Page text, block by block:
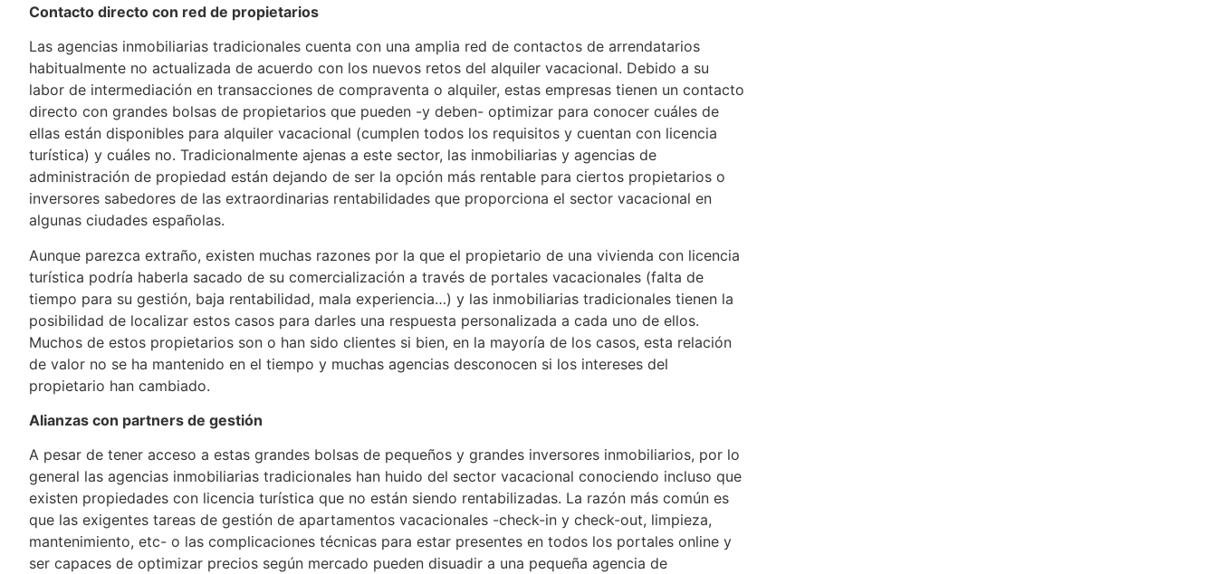
Contacto directo con red de propietarios
Las agencias inmobiliarias tradicionales cuenta con una amplia red de contactos de arrendatarios
habitualmente no actualizada de acuerdo con los nuevos retos del alquiler vacacional. Debido a su
labor de intermediación en transacciones de compraventa o alquiler, estas empresas tienen un contacto
directo con grandes bolsas de propietarios que pueden -y deben- optimizar para conocer cuáles de
ellas están disponibles para alquiler vacacional (cumplen todos los requisitos y cuentan con licencia
turística) y cuáles no. Tradicionalmente ajenas a este sector, las inmobiliarias y agencias de
administración de propiedad están dejando de ser la opción más rentable para ciertos propietarios o
inversores sabedores de las extraordinarias rentabilidades que proporciona el sector vacacional en
algunas ciudades españolas.
Aunque parezca extraño, existen muchas razones por la que el propietario de una vivienda con licencia
turística podría haberla sacado de su comercialización a través de portales vacacionales (falta de
tiempo para su gestión, baja rentabilidad, mala experiencia…) y las inmobiliarias tradicionales tienen la
posibilidad de localizar estos casos para darles una respuesta personalizada a cada uno de ellos.
Muchos de estos propietarios son o han sido clientes si bien, en la mayoría de los casos, esta relación
de valor no se ha mantenido en el tiempo y muchas agencias desconocen si los intereses del
propietario han cambiado.
Alianzas con partners de gestión
A pesar de tener acceso a estas grandes bolsas de pequeños y grandes inversores inmobiliarios, por lo
general las agencias inmobiliarias tradicionales han huido del sector vacacional conociendo incluso que
existen propiedades con licencia turística que no están siendo rentabilizadas. La razón más común es
que las exigentes tareas de gestión de apartamentos vacacionales -check-in y check-out, limpieza,
mantenimiento, etc- o las complicaciones técnicas para estar presentes en todos los portales online y
ser capaces de optimizar precios según mercado pueden disuadir a una pequeña agencia de